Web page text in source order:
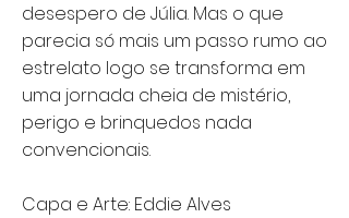
desespero de Júlia. Mas o que
parecia só mais um passo rumo ao
estrelato logo se transforma em
uma jornada cheia de mistério,
perigo e brinquedos nada
convencionais.
Capa e Arte: Eddie Alves